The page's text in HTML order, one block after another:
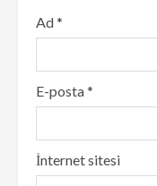
Ad*
E-posta*
İnternet sitesi